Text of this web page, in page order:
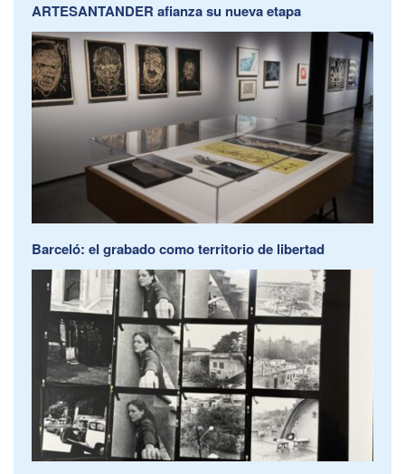
ARTESANTANDER afianza su nueva etapa
Barceló: el grabado como territorio de libertad